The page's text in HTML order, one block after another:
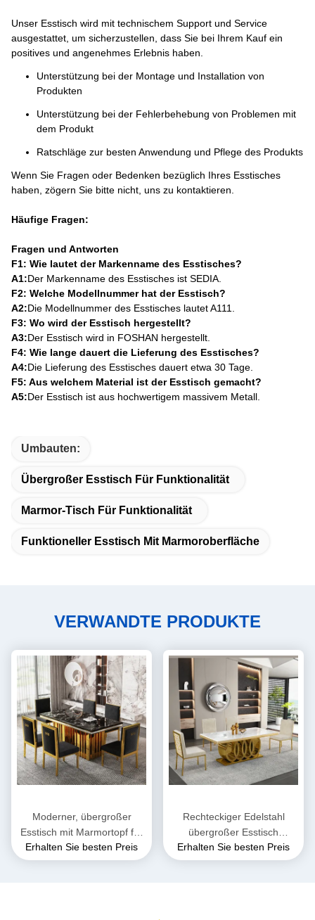
Unser Esstisch wird mit technischem Support und Service
ausgestattet, um sicherzustellen, dass Sie bei Ihrem Kauf ein
positives und angenehmes Erlebnis haben.
Unterstützung bei der Montage und Installation von
Produkten
Unterstützung bei der Fehlerbehebung von Problemen mit
dem Produkt
Ratschläge zur besten Anwendung und Pflege des Produkts
Wenn Sie Fragen oder Bedenken bezüglich Ihres Esstisches
haben, zögern Sie bitte nicht, uns zu kontaktieren.
Häufige Fragen:
Fragen und Antworten
F1: Wie lautet der Markenname des Esstisches?
A1:Der Markenname des Esstisches ist SEDIA.
F2: Welche Modellnummer hat der Esstisch?
A2:Die Modellnummer des Esstisches lautet A111.
F3: Wo wird der Esstisch hergestellt?
A3:Der Esstisch wird in FOSHAN hergestellt.
F4: Wie lange dauert die Lieferung des Esstisches?
A4:Die Lieferung des Esstisches dauert etwa 30 Tage.
F5: Aus welchem Material ist der Esstisch gemacht?
A5:Der Esstisch ist aus hochwertigem massivem Metall.
Umbauten:
Übergroßer Esstisch Für Funktionalität
Marmor-Tisch Für Funktionalität
Funktioneller Esstisch Mit Marmoroberfläche
VERWANDTE PRODUKTE
Moderner, übergroßer
Esstisch mit Marmortopf für
Funktionalität
Erhalten Sie besten Preis
Rechteckiger Edelstahl
übergroßer Esstisch
Sitzplatz 4-8
Erhalten Sie besten Preis